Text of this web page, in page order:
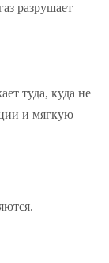
разрушает
туда, куда не
и мягкую